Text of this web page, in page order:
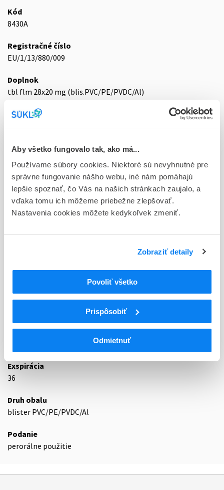
Aby všetko fungovalo tak, ako má...
Používame súbory cookies. Niektoré sú nevyhnutné pre
správne fungovanie nášho webu, iné nám pomáhajú
lepšie spoznať, čo Vás na našich stránkach zaujalo, a
vďaka tomu ich môžeme priebežne zlepšovať.
Nastavenia cookies môžete kedykoľvek zmeniť.
Zobraziť detaily
Povoliť všetko
Prispôsobiť
Odmietnuť
Kód
8430A
Registračné číslo
EU/1/13/880/009
Doplnok
tbl flm 28x20 mg (blis.PVC/PE/PVDC/Al)
Stav
E - EU registrácia
Typ registračnej procedúry
Európska
Držiteľ, krajina
Accord Healthcare S.L.U, Španielsko
Indikačná skupina
N
Psychoanaleptiká
N06D
Liečivá proti demencii
Iné liečivá proti demencii
Exspirácia
36
Druh obalu
blister PVC/PE/PVDC/Al
Podanie
perorálne použitie